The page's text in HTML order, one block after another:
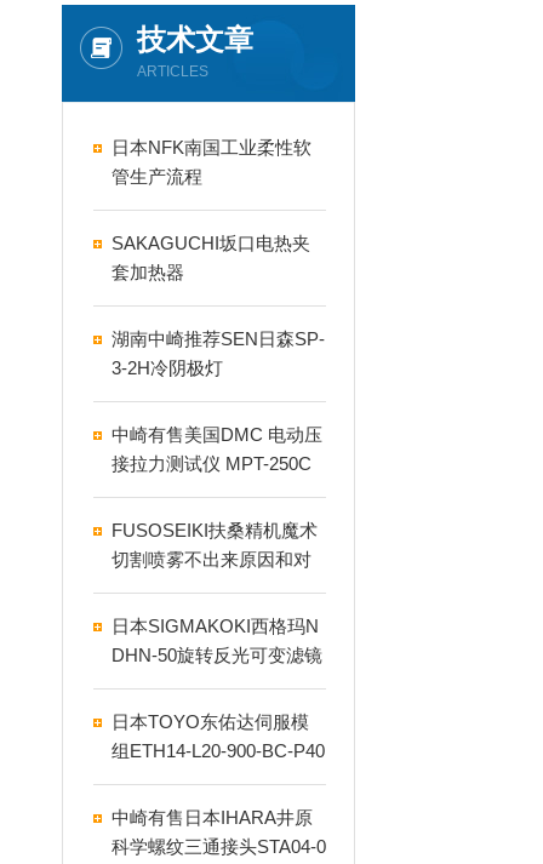
技术文章
ARTICLES
日本NFK南国工业柔性软
管生产流程
SAKAGUCHI坂口电热夹
套加热器
湖南中崎推荐SEN日森SP-
3-2H冷阴极灯
中崎有售美国DMC 电动压
接拉力测试仪 MPT-250C
FUSOSEIKI扶桑精机魔术
切割喷雾不出来原因和对
策
日本SIGMAKOKI西格玛N
DHN-50旋转反光可变滤镜
支架
日本TOYO东佑达伺服模
组ETH14-L20-900-BC-P40
B-C4介绍
中崎有售日本IHARA井原
科学螺纹三通接头STA04-0